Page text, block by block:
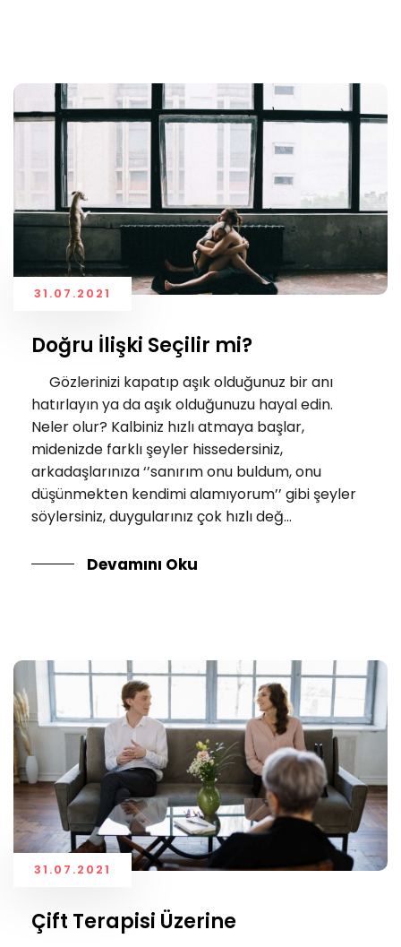
31.07.2021
Doğru İlişki Seçilir mi?
Gözlerinizi kapatıp aşık olduğunuz bir anı
hatırlayın ya da aşık olduğunuzu hayal edin.
Neler olur? Kalbiniz hızlı atmaya başlar,
midenizde farklı şeyler hissedersiniz,
arkadaşlarınıza ‘’sanırım onu buldum, onu
düşünmekten kendimi alamıyorum’’ gibi şeyler
söylersiniz, duygularınız çok hızlı değ...
Devamını Oku
31.07.2021
Çift Terapisi Üzerine